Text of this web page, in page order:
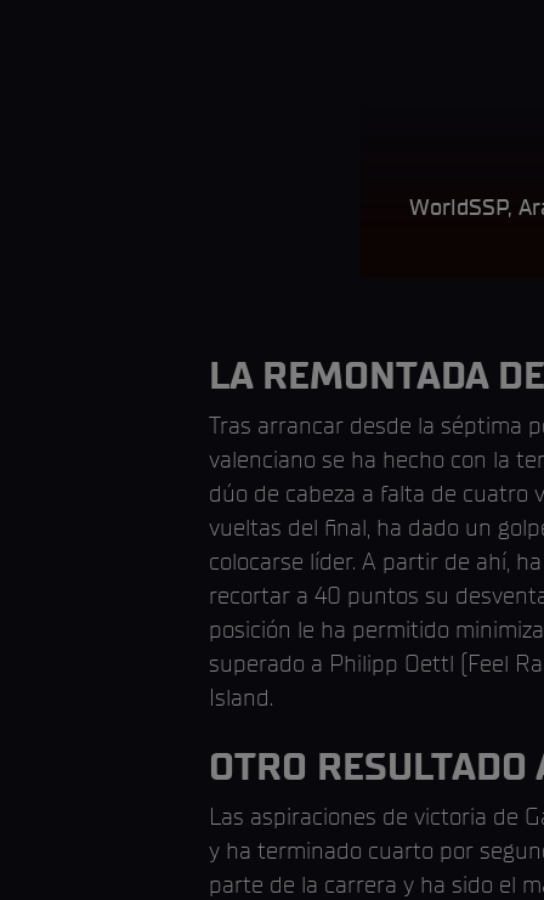
WorldSSP,
LA REMONTADA
Tras arrancar desde la séptima
valenciano se ha hecho con la
dúo de cabeza a falta de cuatro
vueltas del final, ha dado un
colocarse líder. A partir de ahí,
recortar a 40 puntos su
posición le ha permitido
superado a Philipp Oettl (Feel
Island.
OTRO
Las aspiraciones de victoria de
y ha terminado cuarto por
parte de la carrera y ha sido el